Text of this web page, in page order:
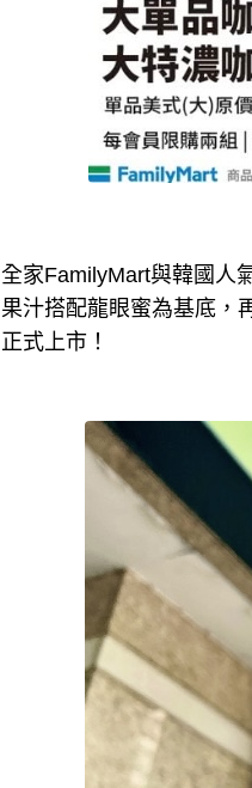
全家FamilyMart與韓國人
果汁搭配龍眼蜜為基底，
正式上市！